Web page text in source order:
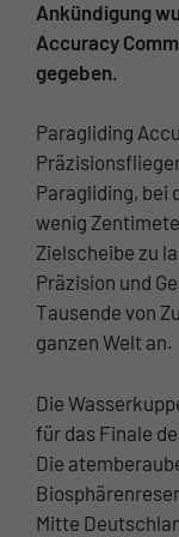
Ankündigung
Accuracy
gegeben.
Paragliding
Paragliding, bei
wenig
Zielscheibe zu
Präzision und
Tausende von
ganzen Welt an.
Die
für das Finale
Die
Mitte